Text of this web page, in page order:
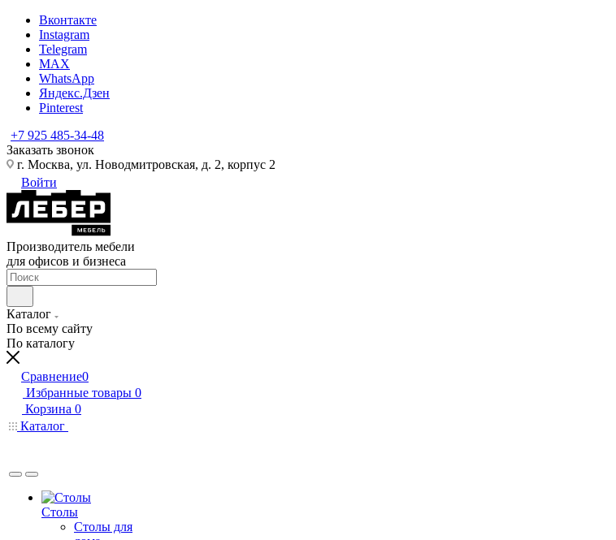
Вконтакте
Instagram
Telegram
MAX
WhatsApp
Яндекс.Дзен
Pinterest
+7 925 485-34-48
Заказать звонок
г. Москва, ул. Новодмитровская, д. 2, корпус 2
Войти
Производитель мебели
для офисов и бизнеса
Каталог
По всему сайту
По каталогу
Сравнение0
Избранные товары 0
Корзина 0
Каталог
Столы
Столы для